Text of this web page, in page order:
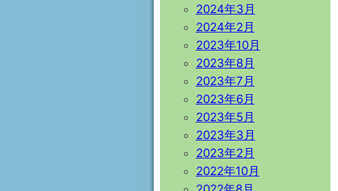
2024年3月
2024年2月
2023年10月
2023年8月
2023年7月
2023年6月
2023年5月
2023年3月
2023年2月
2022年10月